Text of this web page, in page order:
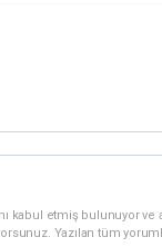
kabul etmiş bulunuyor
Yazılan tüm